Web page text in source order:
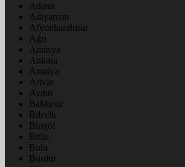
Adana
Adıyaman
Afyonkarahisar
Ağrı
Amasya
Ankara
Antalya
Artvin
Aydın
Balıkesir
Bilecik
Bingöl
Bitlis
Bolu
Burdur